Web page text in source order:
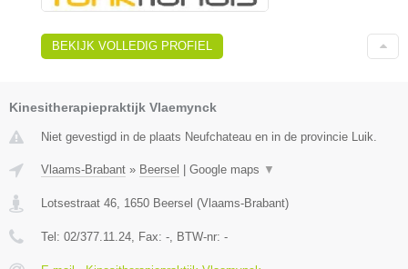
BEKIJK VOLLEDIG PROFIEL
Kinesitherapiepraktijk Vlaemynck
Niet gevestigd in de plaats Neufchateau en in de provincie Luik.
Vlaams-Brabant » Beersel Google maps ▼
Lotsestraat 46, 1650 Beersel (Vlaams-Brabant)
Tel: 02/377.11.24, Fax: -, BTW-nr: -